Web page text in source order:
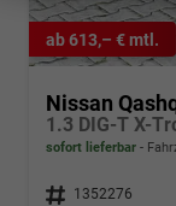
ab 613,– € mtl.
Nissan
1.3 DIG-T X-
sofort lieferbar
Fahrzeugnr. 1352276